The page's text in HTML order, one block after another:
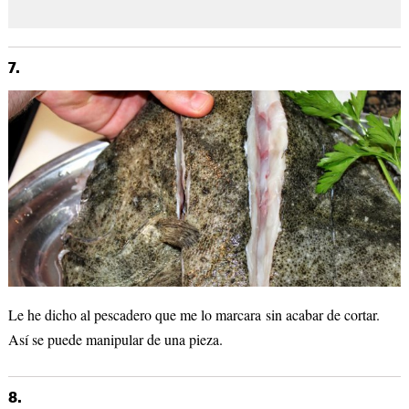
7.
Le he dicho al pescadero que me lo marcara sin acabar de cortar.
Así se puede manipular de una pieza.
8.